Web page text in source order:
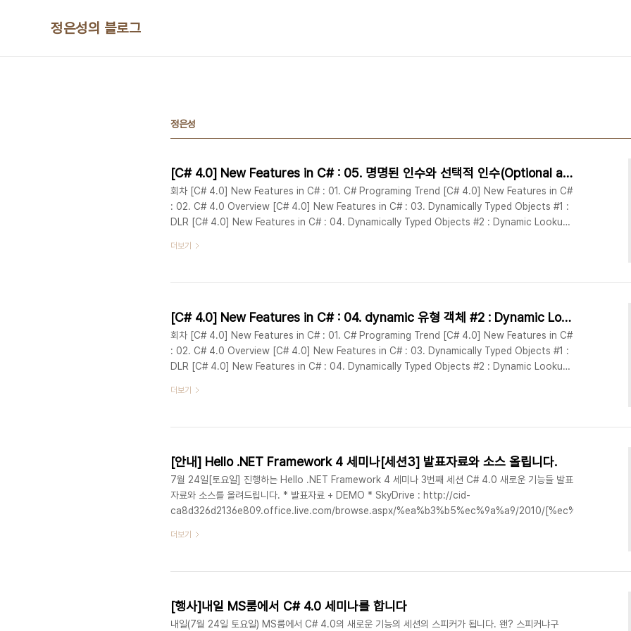
정은성의 블로그
정은성
[C# 4.0] New Features in C# : 05. 명명된 인수와 선택적 인수(Optional and Named Parameters)
회차 [C# 4.0] New Features in C# : 01. C# Programing Trend [C# 4.0] New Features in C#
: 02. C# 4.0 Overview [C# 4.0] New Features in C# : 03. Dynamically Typed Objects #1 :
DLR [C# 4.0] New Features in C# : 04. Dynamically Typed Objects #2 : Dynamic Lookup
Features in C# : 06. Com-specific interop features [C# 4.0] New F..
더보기
[C# 4.0] New Features in C# : 04. dynamic 유형 객체 #2 : Dynamic Lookup
회차 [C# 4.0] New Features in C# : 01. C# Programing Trend [C# 4.0] New Features in C#
: 02. C# 4.0 Overview [C# 4.0] New Features in C# : 03. Dynamically Typed Objects #1 :
DLR [C# 4.0] New Features in C# : 04. Dynamically Typed Objects #2 : Dynamic Lookup
Features in C# : 06. Com-specific interop features [C# 4.0] New F..
더보기
[안내] Hello .NET Framework 4 세미나[세션3] 발표자료와 소스 올립니다.
7월 24일[토요일] 진행하는 Hello .NET Framework 4 세미나 3번째 세션 C# 4.0 새로운 기능들 발표
자료와 소스를 올려드립니다. * 발표자료 + DEMO * SkyDrive : http://cid-
ca8d326d2136e809.office.live.com/browse.aspx/%ea%b3%b5%ec%9a%a9/2010/
더보기
[행사]내일 MS룸에서 C# 4.0 세미나를 합니다
내일(7월 24일 토요일) MS룸에서 C# 4.0의 새로운 기능의 세션의 스피커가 됩니다. 왠? 스피커냐구